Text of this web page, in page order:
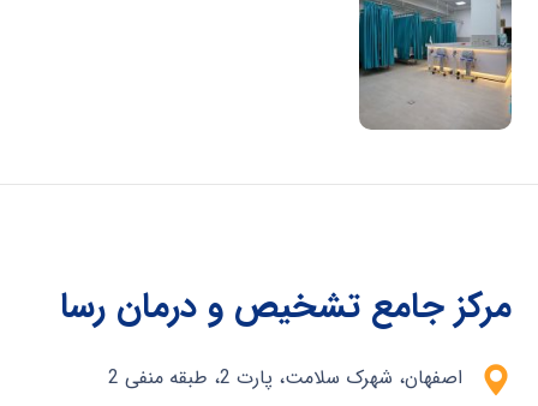
مرکز جامع تشخیص و درمان رسا
اصفهان، شهرک سلامت، پارت 2، طبقه منفی 2